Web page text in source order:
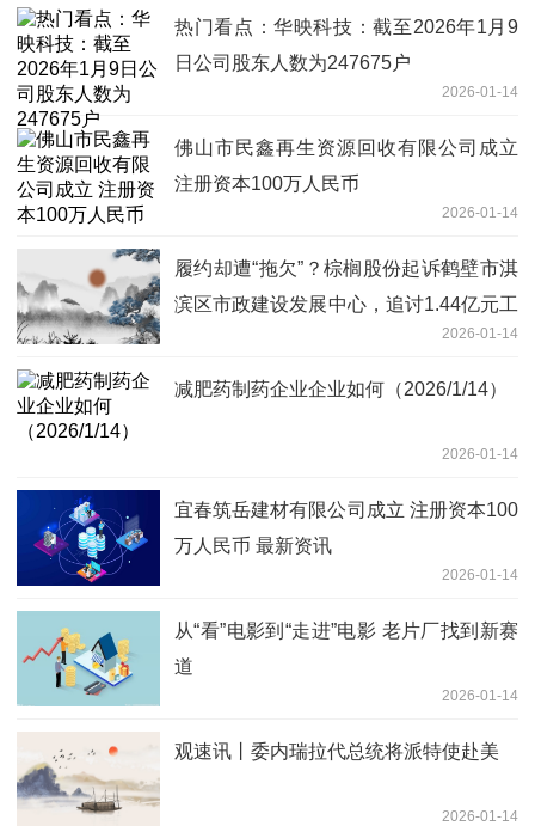
热门看点：华映科技：截至2026年1月9
日公司股东人数为247675户
2026-01-14
佛山市民鑫再生资源回收有限公司成立
注册资本100万人民币
2026-01-14
履约却遭“拖欠”？棕榈股份起诉鹤壁市淇
滨区市政建设发展中心，追讨1.44亿元工
2026-01-14
减肥药制药企业企业如何（2026/1/14）
2026-01-14
宜春筑岳建材有限公司成立 注册资本100
万人民币 最新资讯
2026-01-14
从“看”电影到“走进”电影 老片厂找到新赛
道
2026-01-14
观速讯丨委内瑞拉代总统将派特使赴美
2026-01-14